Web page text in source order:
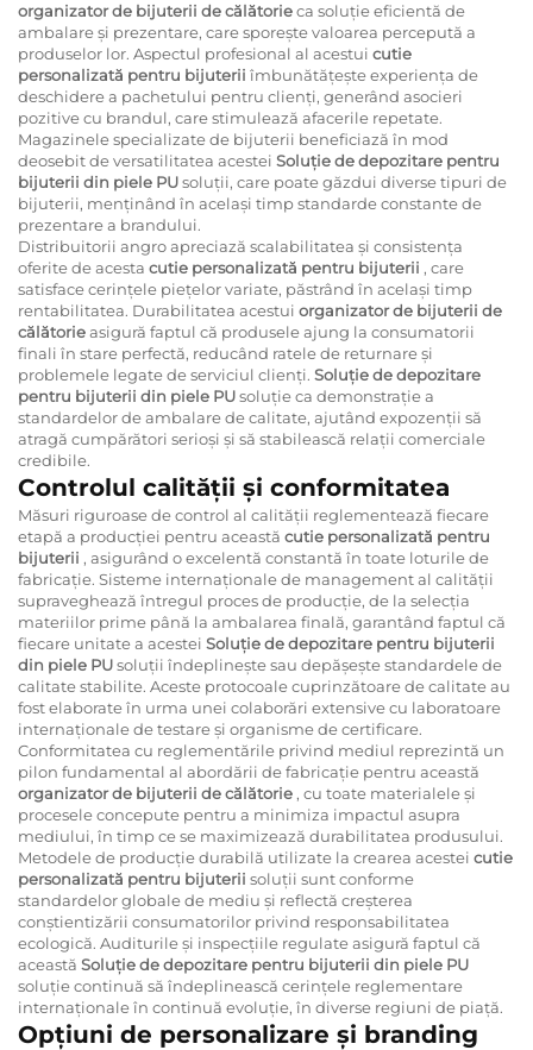
organizator de bijuterii de călătorieca soluție eficientă de
ambalare și prezentare, care sporește valoarea percepută a
produselor lor. Aspectul profesional al acestui cutie
personalizată pentru bijuterii îmbunătățește experiența de
deschidere a pachetului pentru clienți, generând asocieri
pozitive cu brandul, care stimulează afacerile repetate.
Magazinele specializate de bijuterii beneficiază în mod
deosebit de versatilitatea acestei Soluție de depozitare pentru
bijuterii din piele PUsoluții, care poate găzdui diverse tipuri de
bijuterii, menținând în același timp standarde constante de
prezentare a brandului.
Distribuitorii angro apreciază scalabilitatea și consistența
oferite de acesta cutie personalizată pentru bijuterii , care
satisface cerințele piețelor variate, păstrând în același timp
rentabilitatea. Durabilitatea acestui organizator de bijuterii de
călătorieasigură faptul că produsele ajung la consumatorii
finali în stare perfectă, reducând ratele de returnare și
problemele legate de serviciul clienți. Soluție de depozitare
pentru bijuterii din piele PUsoluție ca demonstrație a
standardelor de ambalare de calitate, ajutând expozenții să
atragă cumpărători serioși și să stabilească relații comerciale
credibile.
Controlul calității și conformitatea
Măsuri riguroase de control al calității reglementează fiecare
etapă a producției pentru această cutie personalizată pentru
bijuterii , asigurând o excelentă constantă în toate loturile de
fabricație. Sisteme internaționale de management al calității
supraveghează întregul proces de producție, de la selecția
materiilor prime până la ambalarea finală, garantând faptul că
fiecare unitate a acestei Soluție de depozitare pentru bijuterii
din piele PUsoluții îndeplinește sau depășește standardele de
calitate stabilite. Aceste protocoale cuprinzătoare de calitate au
fost elaborate în urma unei colaborări extensive cu laboratoare
internaționale de testare și organisme de certificare.
Conformitatea cu reglementările privind mediul reprezintă un
pilon fundamental al abordării de fabricație pentru această
organizator de bijuterii de călătorie , cu toate materialele și
procesele concepute pentru a minimiza impactul asupra
mediului, în timp ce se maximizează durabilitatea produsului.
Metodele de producție durabilă utilizate la crearea acestei cutie
personalizată pentru bijuterii soluții sunt conforme
standardelor globale de mediu și reflectă creșterea
conștientizării consumatorilor privind responsabilitatea
ecologică. Auditurile și inspecțiile regulate asigură faptul că
această Soluție de depozitare pentru bijuterii din piele PU
soluție continuă să îndeplinească cerințele reglementare
internaționale în continuă evoluție, în diverse regiuni de piață.
Opțiuni de personalizare și branding